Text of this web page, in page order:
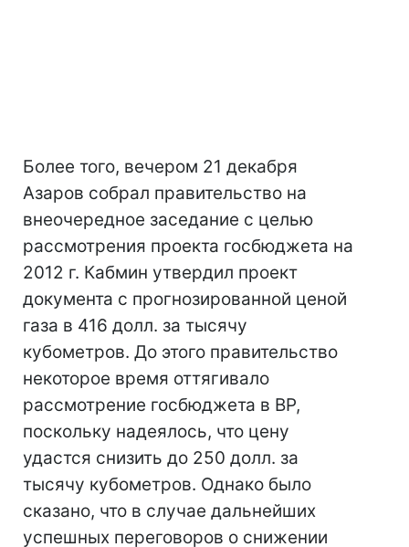
Более того, вечером 21 декабря
Азаров собрал правительство на
внеочередное заседание с целью
рассмотрения проекта госбюджета на
2012 г. Кабмин утвердил проект
документа с прогнозированной ценой
газа в 416 долл. за тысячу
кубометров. До этого правительство
некоторое время оттягивало
рассмотрение госбюджета в ВР,
поскольку надеялось, что цену
удастся снизить до 250 долл. за
тысячу кубометров. Однако было
сказано, что в случае дальнейших
успешных переговоров о снижении